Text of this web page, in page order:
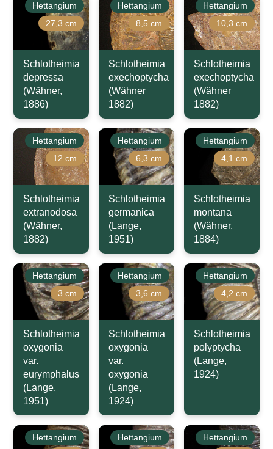
Hettangium
27,3 cm
Schlotheimia
depressa
(Wähner,
1886)
Hettangium
8,5 cm
Schlotheimia
exechoptycha
(Wähner
1882)
Hettangium
10,3 cm
Schlotheimia
exechoptycha
(Wähner
1882)
Hettangium
12 cm
Schlotheimia
extranodosa
(Wähner,
1882)
Hettangium
6,3 cm
Schlotheimia
germanica
(Lange,
1951)
Hettangium
4,1 cm
Schlotheimia
montana
(Wähner,
1884)
Hettangium
3 cm
Schlotheimia
oxygonia
var.
eurymphalus
(Lange,
1951)
Hettangium
3,6 cm
Schlotheimia
oxygonia
var.
oxygonia
(Lange,
1924)
Hettangium
4,2 cm
Schlotheimia
polyptycha
(Lange,
1924)
Hettangium
Hettangium
Hettangium